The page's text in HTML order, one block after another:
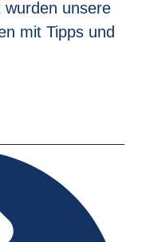
unsere
mit Tipps und